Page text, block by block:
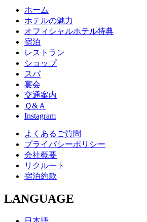
ホーム
ホテルの魅力
オフィシャルホテル特典
宿泊
レストラン
ショップ
スパ
宴会
交通案内
Ｑ&Ａ
Instagram
よくあるご質問
プライバシーポリシー
会社概要
リクルート
宿泊約款
LANGUAGE